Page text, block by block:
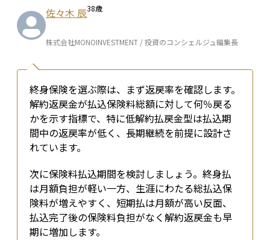
佐々木 辰38歳
株式会社MONOINVESTMENT / 投資のコンシェルジュ編集長
終身保険を選ぶ際は、まず返戻率を確認します。
解約返戻金が払込保険料総額に対して何％戻る
かを示す指標で、特に低解約払戻金型は払込期
間中の返戻率が低く、長期継続を前提に設計さ
れています。
次に保険料払込期間を検討しましょう。終身払
は月額負担が軽い一方、生涯にわたる総払込保
険料が増えやすく、短期払は月額が高い反面、
払込完了後の保険料負担がなく解約返戻金も早
期に増加します。